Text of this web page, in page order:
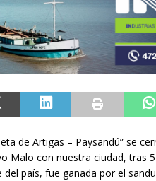
de Artigas – Paysandú” se
Malo con nuestra ciudad, tras
país, fue ganada por el